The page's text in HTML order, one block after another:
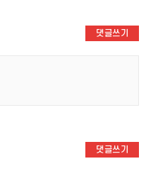
댓글쓰기
댓글쓰기